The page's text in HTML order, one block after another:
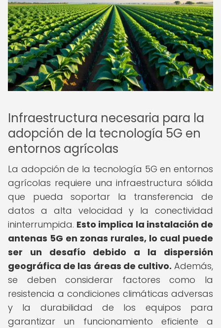
Infraestructura necesaria para la
adopción de la tecnología 5G en
entornos agrícolas
La adopción de la tecnología 5G en entornos
agrícolas requiere una infraestructura sólida
que pueda soportar la transferencia de
datos a alta velocidad y la conectividad
ininterrumpida. Esto implica la instalación de
antenas 5G en zonas rurales, lo cual puede
ser un desafío debido a la dispersión
geográfica de las áreas de cultivo. Además,
se deben considerar factores como la
resistencia a condiciones climáticas adversas
y la durabilidad de los equipos para
garantizar un funcionamiento eficiente a